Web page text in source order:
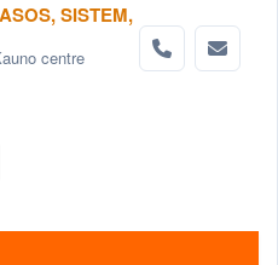
SISTEM,
centre